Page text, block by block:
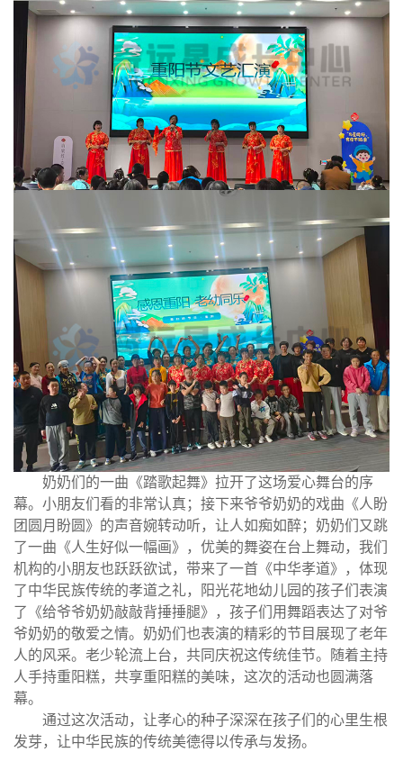
奶奶们的一曲《踏歌起舞》拉开了这场爱心舞台的序
幕。小朋友们看的非常认真；接下来爷爷奶奶的戏曲《人盼
团圆月盼圆》的声音婉转动听，让人如痴如醉；奶奶们又跳
了一曲《人生好似一幅画》，优美的舞姿在台上舞动，我们
机构的小朋友也跃跃欲试，带来了一首《中华孝道》，体现
了中华民族传统的孝道之礼，阳光花地幼儿园的孩子们表演
了《给爷爷奶奶敲敲背捶捶腿》，孩子们用舞蹈表达了对爷
爷奶奶的敬爱之情。奶奶们也表演的精彩的节目展现了老年
人的风采。老少轮流上台，共同庆祝这传统佳节。随着主持
人手持重阳糕，共享重阳糕的美味，这次的活动也圆满落
幕。
通过这次活动，让孝心的种子深深在孩子们的心里生根
发芽，让中华民族的传统美德得以传承与发扬。